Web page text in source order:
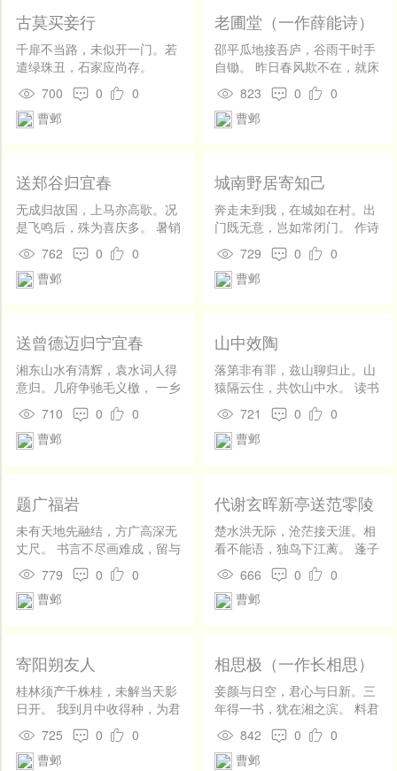
录
古莫买妾行
千扉不当路，未似开一门。若
遣绿珠丑，石家应尚存。
700
0
0
曹邺
老圃堂（一作薛能诗）
邵平瓜地接吾庐，谷雨干时手
自锄。 昨日春风欺不在，就床
吹落读残书。
823 0
0
曹邺
送郑谷归宜春
无成归故国，上马亦高歌。况
是飞鸣后，殊为喜庆多。 暑销
嵩岳雨，凉吹洞庭波。莫便闲
吟去，须期接盛科。
762 0
0
曹邺
城南野居寄知己
奔走未到我，在城如在村。出
门既无意，岂如常闭门。 作诗
二十载，阙下名不闻。无人为
开口，君子独有言。 身为苦寒
士，一笑亦感恩。殷勤中途
729 0
0
曹邺
送曾德迈归宁宜春
湘东山水有清辉，袁水词人得
意归。几府争驰毛义檄， 一乡
看侍老莱衣。筵开灞岸临清
浅，路去蓝关入翠微。 想到宜
阳更无事，并将欢庆奉庭闱。
710 0
0
曹邺
山中效陶
落第非有罪，兹山聊归止。山
猿隔云住，共饮山中水。 读书
时有兴，坐石忘却起。西山忽
然暮，往往遗巾履。 经时一出
门，兼候僮仆喜。常被山翁
721 0
0
曹邺
题广福岩
未有天地先融结，方广高深无
丈尺。 书言不尽画难成，留与
人间作奇特。
779 0
0
曹邺
代谢玄晖新亭送范零陵
楚水洪无际，沧茫接天涯。相
看不能语，独鸟下江蓠。 蓬子
悉有恋，蓬根却无期。车轮自
不住，何必怨路岐。 孟冬衣食
薄，梦寐亦未遗。
666 0
0
曹邺
寄阳朔友人
桂林须产千株桂，未解当天影
日开。 我到月中收得种，为君
移向故园栽。
725 0
0
曹邺
相思极（一作长相思）
妾颜与日空，君心与日新。三
年得一书，犹在湘之滨。 料君
相轻意，知妾无至亲。况当受
明礼，不令再嫁人。 愿君从此
日，化质为妾身。
842 0
0
曹邺